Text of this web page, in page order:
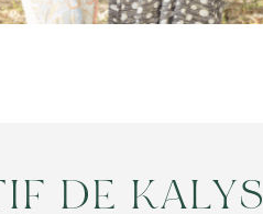
DE KALYS